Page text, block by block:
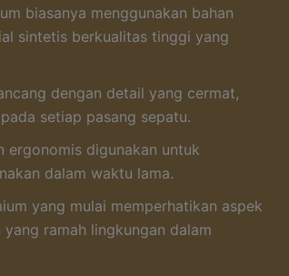
biasanya menggunakan bahan
sintetis berkualitas tinggi yang
dengan detail yang cermat,
setiap pasang sepatu.
ergonomis digunakan untuk
dalam waktu lama.
yang mulai memperhatikan aspek
ramah lingkungan dalam